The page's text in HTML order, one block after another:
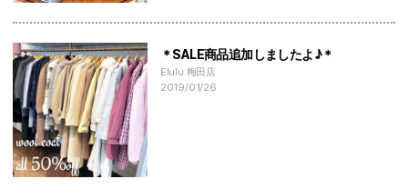
＊SALE商品追加しましたよ♪＊
Elulu 梅田店
2019/01/26